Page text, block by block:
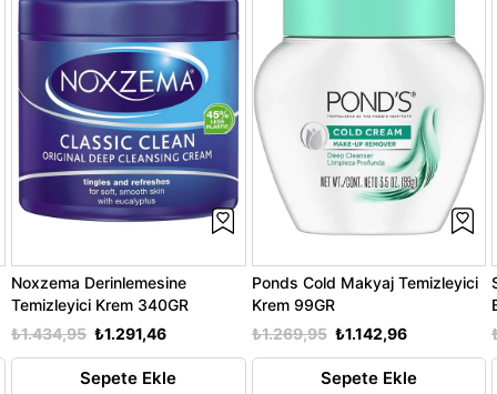
Noxzema Derinlemesine
Temizleyici Krem 340GR
₺1.291,46
₺1.434,95
Sepete Ekle
Ponds Cold Makyaj Temizleyici
Krem 99GR
₺1.142,96
₺1.269,95
Sepete Ekle